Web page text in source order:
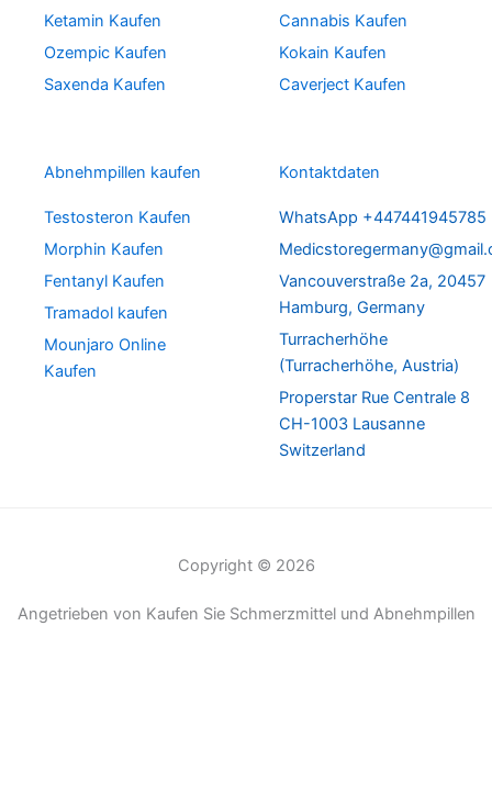
Ketamin Kaufen
Ozempic Kaufen
Saxenda Kaufen
Cannabis Kaufen
Kokain Kaufen
Caverject Kaufen
Abnehmpillen kaufen
Testosteron Kaufen
Morphin Kaufen
Fentanyl Kaufen
Tramadol kaufen
Mounjaro Online
Kaufen
Kontaktdaten
WhatsApp +447441945785
Vancouverstraße 2a, 20457
Hamburg, Germany
Turracherhöhe
(Turracherhöhe, Austria)
Properstar Rue Centrale 8
CH-1003 Lausanne
Switzerland
Copyright © 2026
Angetrieben von Kaufen Sie Schmerzmittel und Abnehmpillen